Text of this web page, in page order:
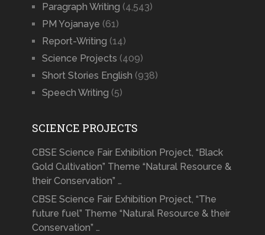
Paragraph Writing (4,543)
PM Yojanaye (61)
Report-Writing (14)
Science Projects (409)
Short Stories English (938)
Speech Writing (5)
SCIENCE PROJECTS
CBSE Science Fair Exhibition Project, “Black
Gold Cultivation” Theme “Natural Resource &
their Conservation” …
CBSE Science Fair Exhibition Project, “The
future fuel” Theme “Natural Resource & their
Conservation” …